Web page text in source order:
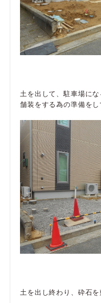
土を出して、駐車場に
舗装をする為の準備をし
土を出し終わり、砕石を